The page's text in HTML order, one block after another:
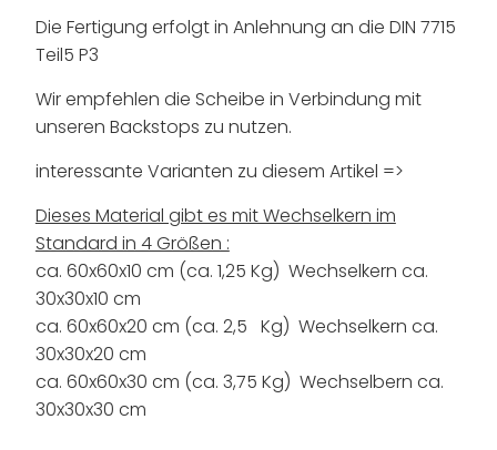
Die Fertigung erfolgt in Anlehnung an die DIN 7715
Teil5 P3
Wir empfehlen die Scheibe in Verbindung mit
unseren Backstops zu nutzen.
interessante Varianten zu diesem Artikel =>
Dieses Material gibt es mit Wechselkern im
Standard in 4 Größen :
ca. 60x60x10 cm (ca. 1,25 Kg) Wechselkern ca.
30x30x10 cm
ca. 60x60x20 cm (ca. 2,5 Kg) Wechselkern ca.
30x30x20 cm
ca. 60x60x30 cm (ca. 3,75 Kg) Wechselbern ca.
30x30x30 cm